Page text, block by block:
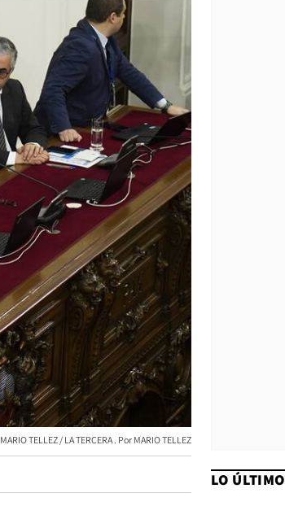
TELLEZ / LA TERCERA MARIO TELLEZ
LO ÚLTIMO